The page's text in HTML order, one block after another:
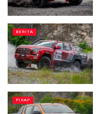
BERITA
PIKAP